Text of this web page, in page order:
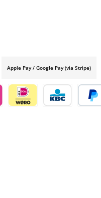
Apple Pay / Google Pay (via Stripe)